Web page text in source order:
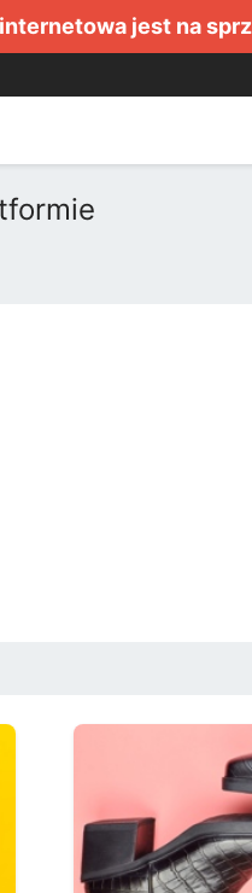
jest na